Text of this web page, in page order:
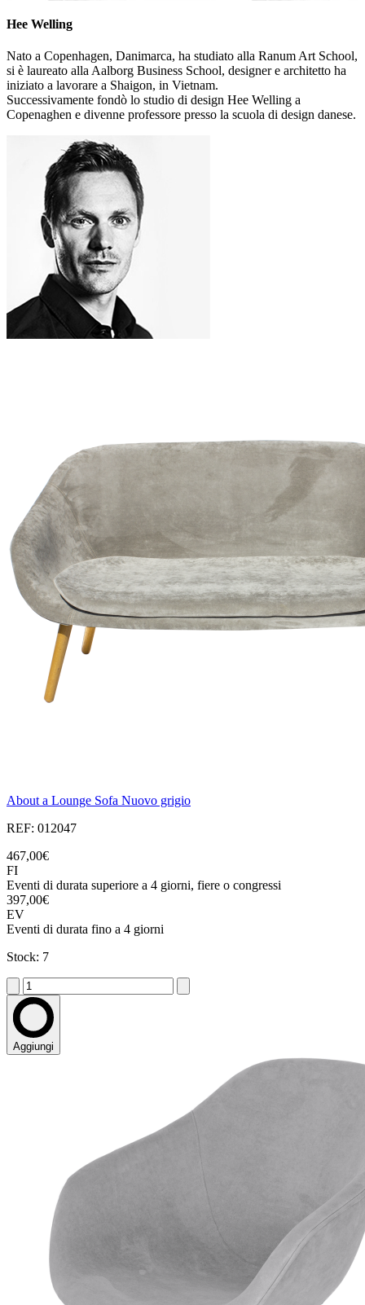
Hee Welling
Nato a Copenhagen, Danimarca, ha studiato alla Ranum Art School,
si è laureato alla Aalborg Business School, designer e architetto ha
iniziato a lavorare a Shaigon, in Vietnam.
Successivamente fondò lo studio di design Hee Welling a
Copenaghen e divenne professore presso la scuola di design danese.
About a Lounge Sofa Nuovo grigio
REF: 012047
467,00€
FI
Eventi di durata superiore a 4 giorni, fiere o congressi
397,00€
EV
Eventi di durata fino a 4 giorni
Stock: 7
Aggiungi